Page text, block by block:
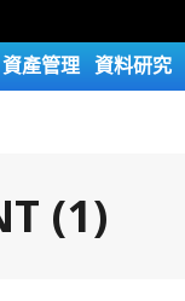
資產管理 資料研究
(1)